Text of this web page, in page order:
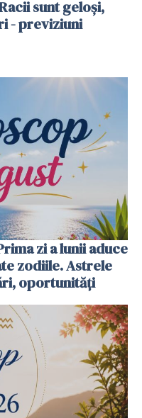
sunt geloși,
- previziuni
zi a lunii aduce
zodiile. Astrele
oportunități